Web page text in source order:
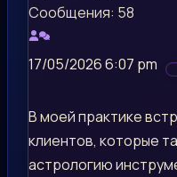
Сообщения: 58
17/05/2026 6:07 pm
В моей практике
клиентов, которые
астрологию